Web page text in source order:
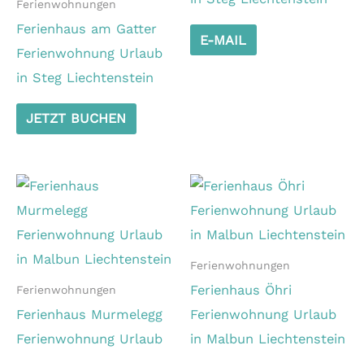
Ferienwohnungen
Ferienhaus am Gatter
Ferienwohnung Urlaub
in Steg Liechtenstein
JETZT BUCHEN
E-MAIL
Ferienwohnungen
Ferienhaus Murmelegg
Ferienwohnung Urlaub
Ferienwohnungen
Ferienhaus Öhri
Ferienwohnung Urlaub
in Malbun Liechtenstein